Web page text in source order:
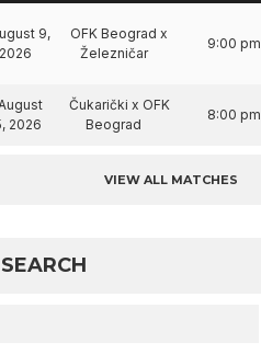
9,
OFK Beograd x
Železničar
9:00 pm
2026
Čukarički x OFK
Beograd
8:00 pm
VIEW ALL MATCHES
SEARCH